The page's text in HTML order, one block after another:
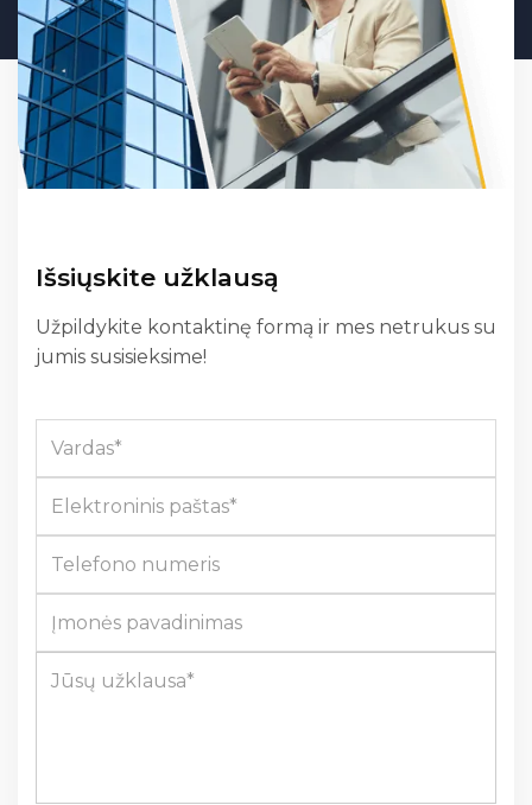
Išsiųskite užklausą
Užpildykite kontaktinę formą ir mes netrukus su
jumis susisieksime!